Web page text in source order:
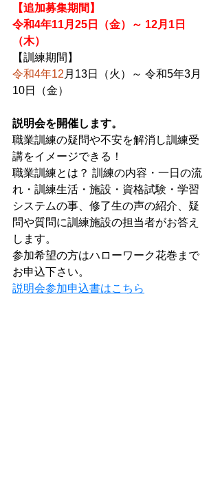
【追加募集期間】
令和4年11月25日（金）～ 12月1日
（木）
【訓練期間】
令和4年12 月13日（火）～ 令和5年3月
10日（金）
説明会を開催します。
職業訓練の疑問や不安を解消し訓練受
講をイメージできる！
職業訓練とは？ 訓練の内容・一日の流
れ・訓練生活・施設・資格試験・学習
システムの事、修了生の声の紹介、疑
問や質問に訓練施設の担当者がお答え
します。
参加希望の方はハローワーク花巻まで
お申込下さい。
説明会参加申込書はこちら